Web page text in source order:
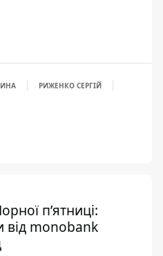
РИЖЕНКО СЕРГІЙ
п’ятниці:
від monobank